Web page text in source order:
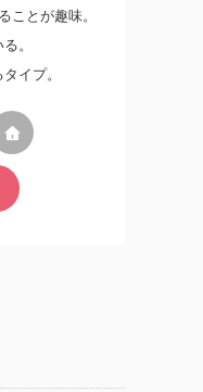
ことが趣味。
。
イプ。